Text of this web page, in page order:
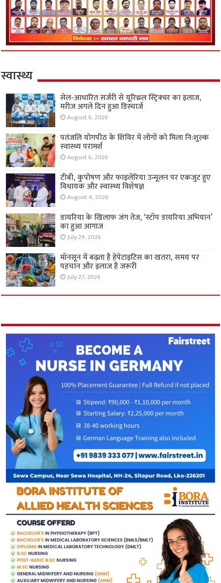
स्वास्थ्य
सेल-आधारित सर्जरी से यूरिथ्रल स्ट्रिक्चर का इलाज,
मरीज अगले दिन हुआ डिस्चार्ज
August 6, 2026
पतंजलि योगपीठ के शिविर में लोगों को मिला नि:शुल्क
स्वास्थ्य परामर्श
August 6, 2026
टीबी, कुपोषण और फाइलेरिया उन्मूलन पर एकजुट हुए
विधायक और स्वास्थ्य विशेषज्ञ
August 4, 2026
डायरिया के खिलाफ जंग तेज, ‘स्टॉप डायरिया अभियान’
का हुआ आगाज
July 29, 2026
मॉनसून में बढ़ता है हेपेटाइटिस का खतरा, समय पर
पहचान और इलाज है जरूरी
July 27, 2026